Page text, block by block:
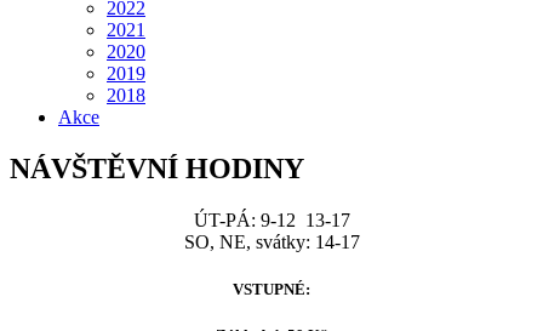
2022
2021
2020
2019
2018
Akce
NÁVŠTĚVNÍ HODINY
ÚT-PÁ: 9-12 13-17
SO, NE, svátky: 14-17
VSTUPNÉ: